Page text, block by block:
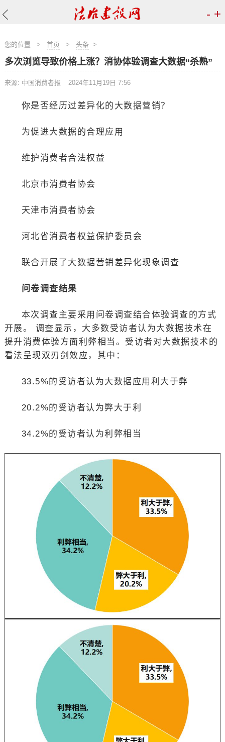
- +
您的位置 > 首页 > 头条>
多次浏览导致价格上涨？消协体验调查大数据“杀熟”
来源: 中国消费者报 2024年11月19日 7:56
你是否经历过差异化的大数据营销？
为促进大数据的合理应用
维护消费者合法权益
北京市消费者协会
天津市消费者协会
河北省消费者权益保护委员会
联合开展了大数据营销差异化现象调查
问卷调查结果
本次调查主要采用问卷调查结合体验调查的方式
开展。 调查显示，大多数受访者认为大数据技术在
提升消费体验方面利弊相当。受访者对大数据技术的
看法呈现双刃剑效应，其中：
33.5%的受访者认为大数据应用利大于弊
20.2%的受访者认为弊大于利
34.2%的受访者认为利弊相当